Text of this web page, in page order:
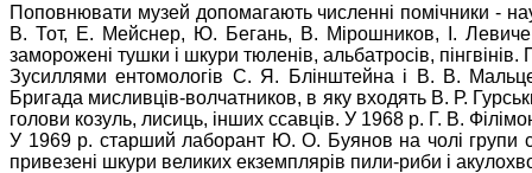
Поповнювати музей допомагають численні помічники -
В. Тот, Е. Мейснер, Ю. Бегань, В. Мірошников, І.
заморожені тушки і шкури тюленів, альбатросів,
Зусиллями ентомологів С. Я. Блінштейна і В. В.
Бригада мисливців-волчатников, в яку входять В. Р.
голови козуль, лисиць, інших ссавців. У 1968 р. Г. В.
У 1969 р. старший лаборант Ю. О. Буянов на чолі групи
привезені шкури великих екземплярів пили-риби і